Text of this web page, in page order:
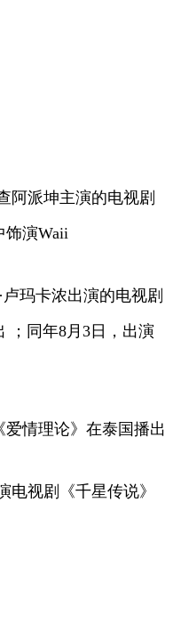
阿派坤主演的电视剧
饰演Waii
玛卡浓出演的电视剧
；同年8月3日，出演
爱情理论》在泰国播出
电视剧《千星传说》